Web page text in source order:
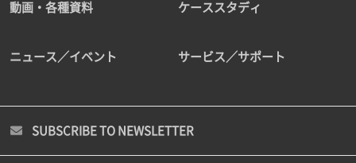
動画・各種資料 ケーススタディ
ニュース／イベント サービス／サポート
SUBSCRIBE TO NEWSLETTER